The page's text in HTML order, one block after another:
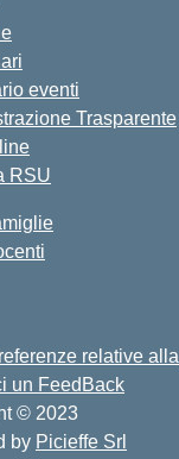
eventi
Trasparente
RSU
relative
un FeedBack
© 2023
by Picieffe Srl